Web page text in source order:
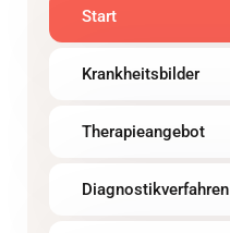
Start
Krankheitsbilder
Therapieangebot
Diagnostikverfahren